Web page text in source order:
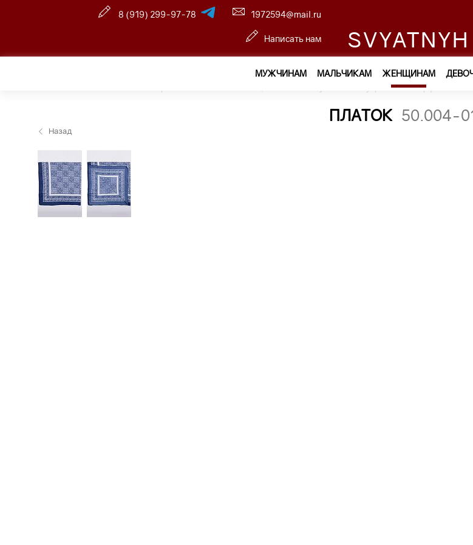
8 (919) 299-97-78 1972594@mail.ru
Написать нам SVYATNYH
МУЖЧИНАМ МАЛЬЧИКАМ ЖЕНЩИНАМ
— Шарфы и платки
ПЛАТОК 50.004-
Назад